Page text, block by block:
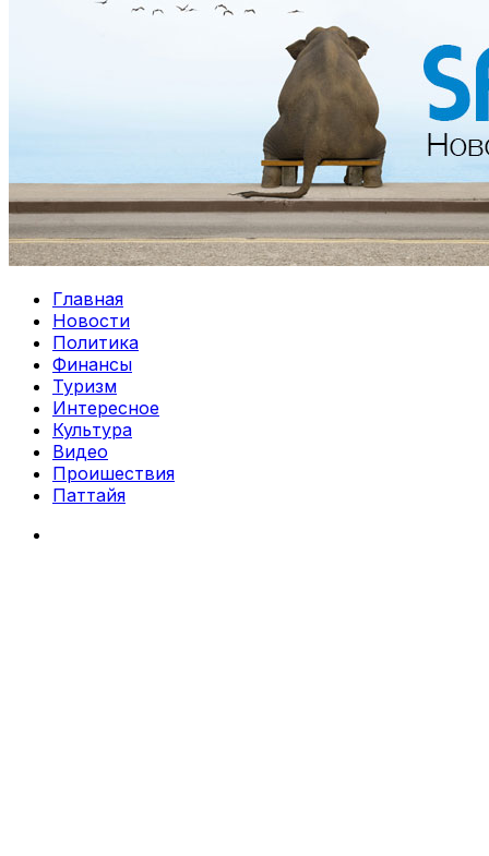
Главная
Новости
Политика
Финансы
Туризм
Интересное
Культура
Видео
Проишествия
Паттайя